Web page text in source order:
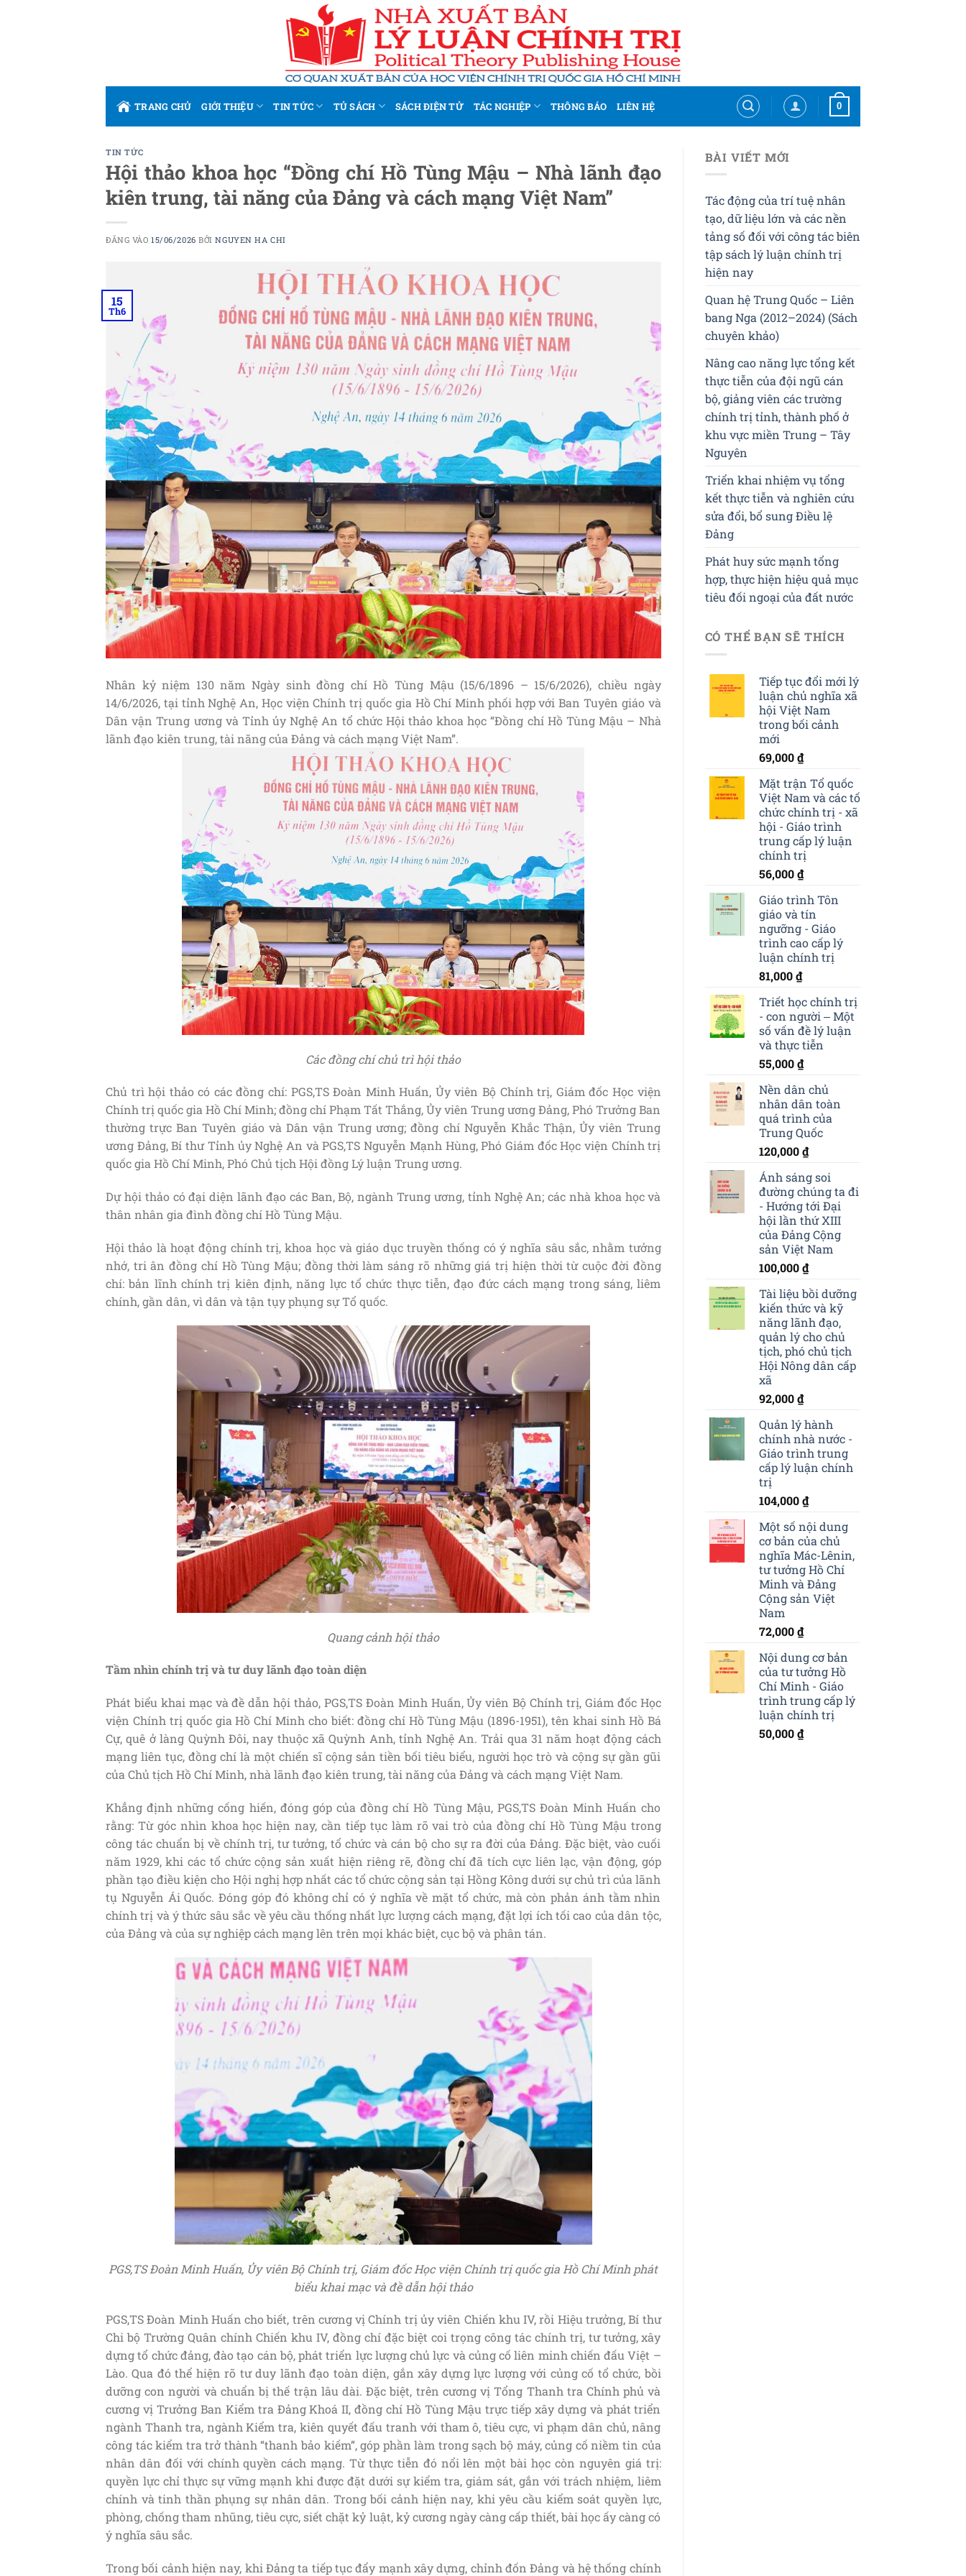
TRANG CHỦ GIỚI THIỆU TIN TỨC TỦ SÁCH SÁCH ĐIỆN TỬ TÁC NGHIỆP THÔNG BÁO LIÊN HỆ 0
TIN TỨC
Hội thảo khoa học “Đồng chí Hồ Tùng Mậu – Nhà lãnh đạo
kiên trung, tài năng của Đảng và cách mạng Việt Nam”
ĐĂNG VÀO15/06/2026 BỞINGUYEN HA CHI
15
Th6
Nhân kỷ niệm 130 năm Ngày sinh đồng chí Hồ Tùng Mậu (15/6/1896 – 15/6/2026), chiều ngày
14/6/2026, tại tỉnh Nghệ An, Học viện Chính trị quốc gia Hồ Chí Minh phối hợp với Ban Tuyên giáo và
Dân vận Trung ương và Tỉnh ủy Nghệ An tổ chức Hội thảo khoa học “Đồng chí Hồ Tùng Mậu – Nhà
lãnh đạo kiên trung, tài năng của Đảng và cách mạng Việt Nam”.
Các đồng chí chủ trì hội thảo
Chủ trì hội thảo có các đồng chí: PGS,TS Đoàn Minh Huấn, Ủy viên Bộ Chính trị, Giám đốc Học viện
Chính trị quốc gia Hồ Chí Minh; đồng chí Phạm Tất Thắng, Ủy viên Trung ương Đảng, Phó Trưởng Ban
thường trực Ban Tuyên giáo và Dân vận Trung ương; đồng chí Nguyễn Khắc Thận, Ủy viên Trung
ương Đảng, Bí thư Tỉnh ủy Nghệ An và PGS,TS Nguyễn Mạnh Hùng, Phó Giám đốc Học viện Chính trị
quốc gia Hồ Chí Minh, Phó Chủ tịch Hội đồng Lý luận Trung ương.
Dự hội thảo có đại diện lãnh đạo các Ban, Bộ, ngành Trung ương, tỉnh Nghệ An; các nhà khoa học và
thân nhân gia đình đồng chí Hồ Tùng Mậu.
Hội thảo là hoạt động chính trị, khoa học và giáo dục truyền thống có ý nghĩa sâu sắc, nhằm tưởng
nhớ, tri ân đồng chí Hồ Tùng Mậu; đồng thời làm sáng rõ những giá trị hiện thời từ cuộc đời đồng
chí: bản lĩnh chính trị kiên định, năng lực tổ chức thực tiễn, đạo đức cách mạng trong sáng, liêm
chính, gần dân, vì dân và tận tụy phụng sự Tổ quốc.
Quang cảnh hội thảo
Tầm nhìn chính trị và tư duy lãnh đạo toàn diện
Phát biểu khai mạc và đề dẫn hội thảo, PGS,TS Đoàn Minh Huấn, Ủy viên Bộ Chính trị, Giám đốc Học
viện Chính trị quốc gia Hồ Chí Minh cho biết: đồng chí Hồ Tùng Mậu (1896-1951), tên khai sinh Hồ Bá
Cự, quê ở làng Quỳnh Đôi, nay thuộc xã Quỳnh Anh, tỉnh Nghệ An. Trải qua 31 năm hoạt động cách
mạng liên tục, đồng chí là một chiến sĩ cộng sản tiền bối tiêu biểu, người học trò và cộng sự gần gũi
của Chủ tịch Hồ Chí Minh, nhà lãnh đạo kiên trung, tài năng của Đảng và cách mạng Việt Nam.
Khẳng định những cống hiến, đóng góp của đồng chí Hồ Tùng Mậu, PGS,TS Đoàn Minh Huấn cho
rằng: Từ góc nhìn khoa học hiện nay, cần tiếp tục làm rõ vai trò của đồng chí Hồ Tùng Mậu trong
công tác chuẩn bị về chính trị, tư tưởng, tổ chức và cán bộ cho sự ra đời của Đảng. Đặc biệt, vào cuối
năm 1929, khi các tổ chức cộng sản xuất hiện riêng rẽ, đồng chí đã tích cực liên lạc, vận động, góp
phần tạo điều kiện cho Hội nghị hợp nhất các tổ chức cộng sản tại Hồng Kông dưới sự chủ trì của lãnh
tụ Nguyễn Ái Quốc. Đóng góp đó không chỉ có ý nghĩa về mặt tổ chức, mà còn phản ánh tầm nhìn
chính trị và ý thức sâu sắc về yêu cầu thống nhất lực lượng cách mạng, đặt lợi ích tối cao của dân tộc,
của Đảng và của sự nghiệp cách mạng lên trên mọi khác biệt, cục bộ và phân tán.
PGS,TS Đoàn Minh Huấn, Ủy viên Bộ Chính trị, Giám đốc Học viện Chính trị quốc gia Hồ Chí Minh phát
biểu khai mạc và đề dẫn hội thảo
PGS,TS Đoàn Minh Huấn cho biết, trên cương vị Chính trị ủy viên Chiến khu IV, rồi Hiệu trưởng, Bí thư
Chi bộ Trường Quân chính Chiến khu IV, đồng chí đặc biệt coi trọng công tác chính trị, tư tưởng, xây
dựng tổ chức đảng, đào tạo cán bộ, phát triển lực lượng chủ lực và củng cố liên minh chiến đấu Việt –
Lào. Qua đó thể hiện rõ tư duy lãnh đạo toàn diện, gắn xây dựng lực lượng với củng cố tổ chức, bồi
dưỡng con người và chuẩn bị thế trận lâu dài. Đặc biệt, trên cương vị Tổng Thanh tra Chính phủ và
cương vị Trưởng Ban Kiểm tra Đảng Khoá II, đồng chí Hồ Tùng Mậu trực tiếp xây dựng và phát triển
ngành Thanh tra, ngành Kiểm tra, kiên quyết đấu tranh với tham ô, tiêu cực, vi phạm dân chủ, nâng
công tác kiểm tra trở thành “thanh bảo kiếm”, góp phần làm trong sạch bộ máy, củng cố niềm tin của
nhân dân đối với chính quyền cách mạng. Từ thực tiễn đó nổi lên một bài học còn nguyên giá trị:
quyền lực chỉ thực sự vững mạnh khi được đặt dưới sự kiểm tra, giám sát, gắn với trách nhiệm, liêm
chính và tinh thần phụng sự nhân dân. Trong bối cảnh hiện nay, khi yêu cầu kiểm soát quyền lực,
phòng, chống tham nhũng, tiêu cực, siết chặt kỷ luật, kỷ cương ngày càng cấp thiết, bài học ấy càng có
ý nghĩa sâu sắc.
Trong bối cảnh hiện nay, khi Đảng ta tiếp tục đẩy mạnh xây dựng, chỉnh đốn Đảng và hệ thống chính
BÀI VIẾT MỚI
Tác động của trí tuệ nhân
tạo, dữ liệu lớn và các nền
tảng số đối với công tác biên
tập sách lý luận chính trị
hiện nay
Quan hệ Trung Quốc – Liên
bang Nga (2012–2024) (Sách
chuyên khảo)
Nâng cao năng lực tổng kết
thực tiễn của đội ngũ cán
bộ, giảng viên các trường
chính trị tỉnh, thành phố ở
khu vực miền Trung – Tây
Nguyên
Triển khai nhiệm vụ tổng
kết thực tiễn và nghiên cứu
sửa đổi, bổ sung Điều lệ
Đảng
Phát huy sức mạnh tổng
hợp, thực hiện hiệu quả mục
tiêu đối ngoại của đất nước
CÓ THỂ BẠN SẼ THÍCH
Tiếp tục đổi mới lý
luận chủ nghĩa xã
hội Việt Nam
trong bối cảnh
mới
69,000₫
Mặt trận Tổ quốc
Việt Nam và các tố
chức chính trị - xã
hội - Giáo trình
trung cấp lý luận
chính trị
56,000₫
Giáo trình Tôn
giáo và tín
ngưỡng - Giáo
trình cao cấp lý
luận chính trị
81,000₫
Triết học chính trị
- con người ‒ Một
số vấn đề lý luận
và thực tiễn
55,000₫
Nền dân chủ
nhân dân toàn
quá trình của
Trung Quốc
120,000₫
Ánh sáng soi
đường chúng ta đi
- Hướng tới Đại
hội lần thứ XIII
của Đảng Cộng
sản Việt Nam
100,000₫
Tài liệu bồi dưỡng
kiến thức và kỹ
năng lãnh đạo,
quản lý cho chủ
tịch, phó chủ tịch
Hội Nông dân cấp
xã
92,000₫
Quản lý hành
chính nhà nước -
Giáo trình trung
cấp lý luận chính
trị
104,000₫
Một số nội dung
cơ bản của chủ
nghĩa Mác-Lênin,
tư tưởng Hồ Chí
Minh và Đảng
Cộng sản Việt
Nam
72,000₫
Nội dung cơ bản
của tư tưởng Hồ
Chí Minh - Giáo
trình trung cấp lý
luận chính trị
50,000₫